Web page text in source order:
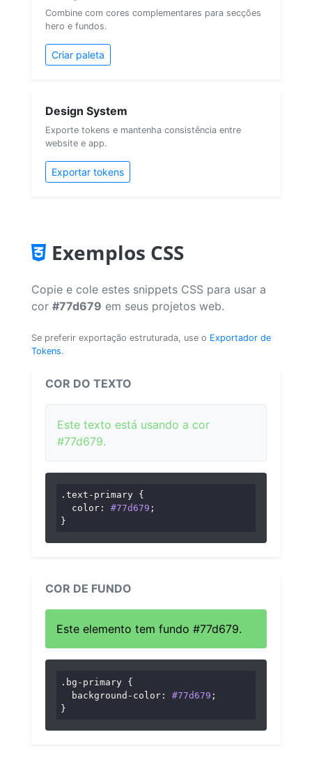
Combine com cores complementares para secções
hero e fundos.
Criar paleta
Design System
Exporte tokens e mantenha consistência entre
website e app.
Exportar tokens
Exemplos CSS
Copie e cole estes snippets CSS para usar a
cor #77d679 em seus projetos web.
Se preferir exportação estruturada, use o Exportador de
Tokens.
COR DO TEXTO
Este texto está usando a cor
#77d679.
.text-primary {
color : #77d679 ;
}
COR DE FUNDO
Este elemento tem fundo #77d679.
.bg-primary {
background-color : #77d679 ;
}